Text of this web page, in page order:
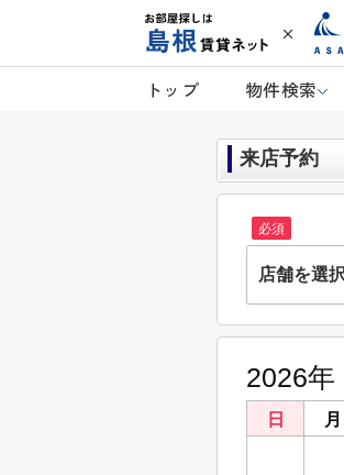
トップ 物件検索
来店予約
必須
店舗を選
有限会社
いい部屋
島根県松江市
有限会社
2026年
日 月